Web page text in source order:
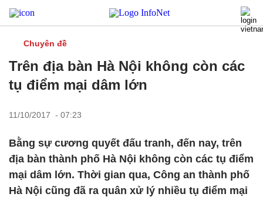
Chuyên đề
Trên địa bàn Hà Nội không còn các
tụ điểm mại dâm lớn
11/10/2017 - 07:23
Bằng sự cương quyết đấu tranh, đến nay, trên
địa bàn thành phố Hà Nội không còn các tụ điểm
mại dâm lớn. Thời gian qua, Công an thành phố
Hà Nội cũng đã ra quân xử lý nhiều tụ điểm mại